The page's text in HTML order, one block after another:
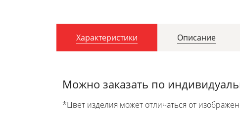
Характеристики Описание
Можно заказать по
*Цвет изделия может отличаться от